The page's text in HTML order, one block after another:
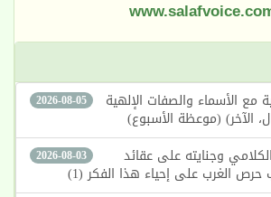
2026-08-05 مع الأسماء والصفات الإلهية
2026-08-03 وجنايته على عقائد